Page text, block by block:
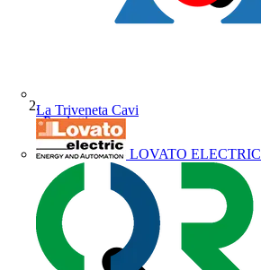
La Triveneta Cavi
LOVATO ELECTRIC
Prodotti